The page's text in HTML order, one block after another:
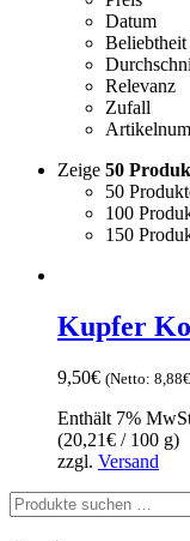
Datum
Beliebtheit
Relevanz
Zufall
Zeige 50
50
100
150
Kupfer
9,50€ (Netto: 8,88€
Enthält 7%
(20,21€ / 100 g)
zzgl. Versand
Suchen
nach: